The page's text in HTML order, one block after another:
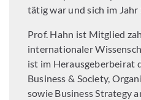
tätig war und sich im
Prof. Hahn ist Mitglied
internationaler
ist im Herausgeberbeirat
Business & Society,
sowie Business Strategy